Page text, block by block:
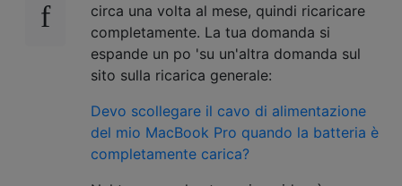
circa una volta al mese, quindi ricaricare
completamente. La tua domanda si
espande un po 'su un'altra domanda sul
sito sulla ricarica generale:
Devo scollegare il cavo di alimentazione
del mio MacBook Pro quando la batteria è
completamente carica?